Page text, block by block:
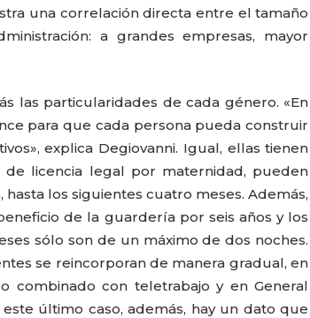
una correlación directa entre el tamaño
a grandes empresas, mayor
las particularidades de cada género. «En
para que cada persona pueda construir
explica Degiovanni. Igual, ellas tienen
licencia legal por maternidad, pueden
los siguientes cuatro meses. Además,
de la guardería por seis años y los
sólo son de un máximo de dos noches.
se reincorporan de manera gradual, en
combinado con teletrabajo y en General
último caso, además, hay un dato que